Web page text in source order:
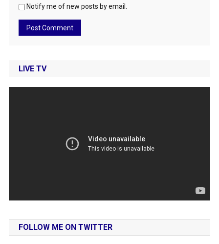
Notify me of new posts by email.
LIVE TV
FOLLOW ME ON TWITTER